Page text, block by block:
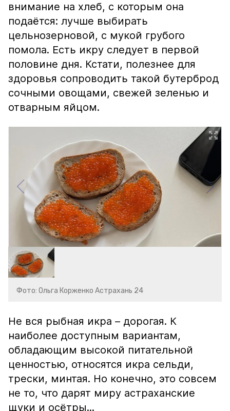
внимание на хлеб, с которым она
подаётся: лучше выбирать
цельнозерновой, с мукой грубого
помола. Есть икру следует в первой
половине дня. Кстати, полезнее для
здоровья сопроводить такой бутерброд
сочными овощами, свежей зеленью и
отварным яйцом.
Фото: Ольга Корженко Астрахань 24
Не вся рыбная икра – дорогая. К
наиболее доступным вариантам,
обладающим высокой питательной
ценностью, относятся икра сельди,
трески, минтая. Но конечно, это совсем
не то, что дарят миру астраханские
щуки и осётры...